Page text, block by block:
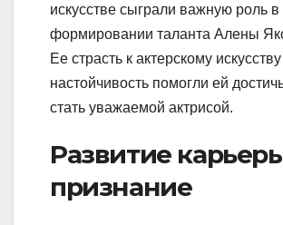
искусстве сыграли важную роль в
формировании таланта Алены
Ее страсть к актерскому
настойчивость помогли ей
стать уважаемой актрисой.
Развитие
признание